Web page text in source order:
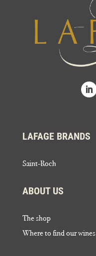
LAFAGE BRANDS
Saint-Roch
ABOUT US
The shop
Where to find our wines